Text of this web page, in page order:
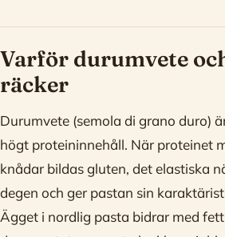
Varför durumvete
räcker
Durumvete (semola di grano duro)
högt proteininnehåll. När proteinet
knådar bildas gluten, det elastiska
degen och ger pastan sin
Ägget i nordlig pasta bidrar med